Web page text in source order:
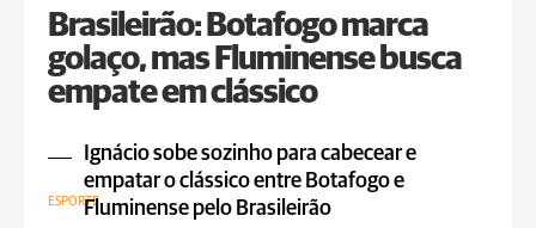
Brasileirão: Botafogo marca
golaço, mas Fluminense busca
empate em clássico
Ignácio sobe sozinho para cabecear e
empatar o clássico entre Botafogo e
Fluminense pelo Brasileirão
ESPORTE